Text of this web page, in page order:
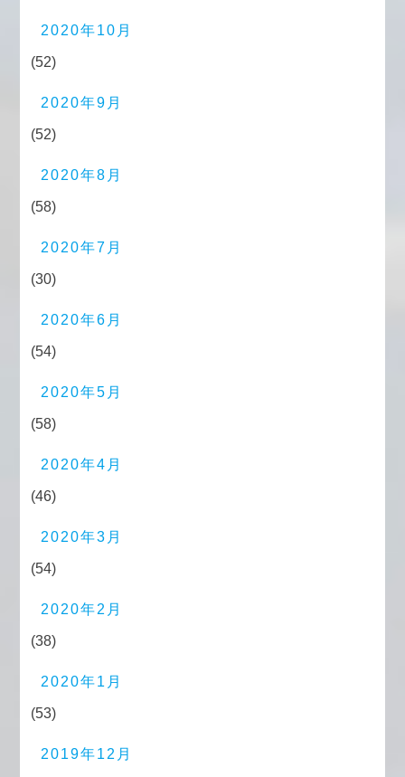
2020年10月
(52)
2020年9月
(52)
2020年8月
(58)
2020年7月
(30)
2020年6月
(54)
2020年5月
(58)
2020年4月
(46)
2020年3月
(54)
2020年2月
(38)
2020年1月
(53)
2019年12月